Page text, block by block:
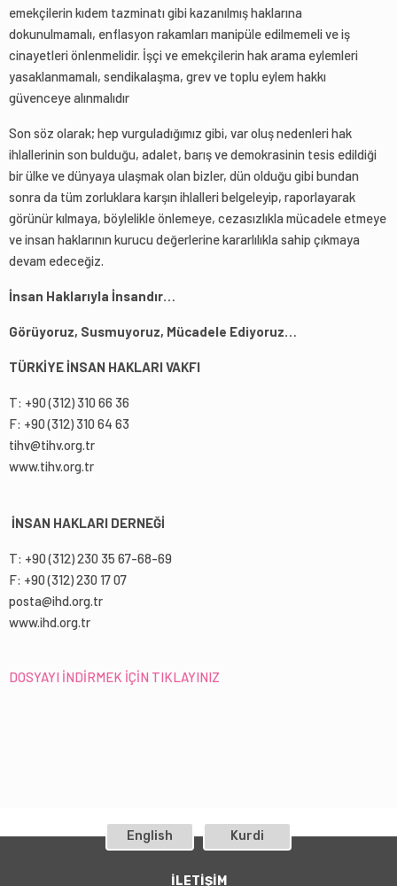
emekçilerin kıdem tazminatı gibi kazanılmış haklarına
dokunulmamalı, enflasyon rakamları manipüle edilmemeli ve iş
cinayetleri önlenmelidir. İşçi ve emekçilerin hak arama eylemleri
yasaklanmamalı, sendikalaşma, grev ve toplu eylem hakkı
güvenceye alınmalıdır
Son söz olarak; hep vurguladığımız gibi, var oluş nedenleri hak
ihlallerinin son bulduğu, adalet, barış ve demokrasinin tesis edildiği
bir ülke ve dünyaya ulaşmak olan bizler, dün olduğu gibi bundan
sonra da tüm zorluklara karşın ihlalleri belgeleyip, raporlayarak
görünür kılmaya, böylelikle önlemeye, cezasızlıkla mücadele etmeye
ve insan haklarının kurucu değerlerine kararlılıkla sahip çıkmaya
devam edeceğiz.
İnsan Haklarıyla İnsandır…
Görüyoruz, Susmuyoruz, Mücadele Ediyoruz…
TÜRKİYE İNSAN HAKLARI VAKFI
T: +90 (312) 310 66 36
F: +90 (312) 310 64 63
tihv@tihv.org.tr
www.tihv.org.tr
İNSAN HAKLARI DERNEĞİ
T: +90 (312) 230 35 67-68-69
F: +90 (312) 230 17 07
posta@ihd.org.tr
www.ihd.org.tr
DOSYAYI İNDİRMEK İÇİN TIKLAYINIZ
English Kurdi
İLETİŞİM